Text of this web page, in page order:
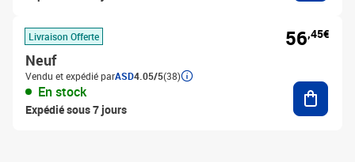
Livraison Offerte
Neuf
Vendu et expédié parASD4.05/5(38)
En stock
Expédié sous 7 jours
56,45€